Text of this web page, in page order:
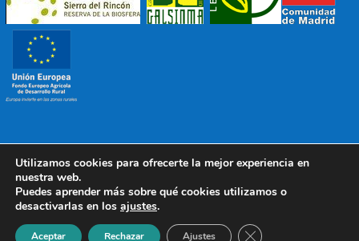
© 2022 Mancomunidad Sierra del RicónDiseño EDB|
Todos los derechos reservados
Política de Protección de Datos
Cookies
Utilizamos cookies para ofrecerte la mejor experiencia en
nuestra web.
Puedes aprender más sobre qué cookies utilizamos o
desactivarlas en los ajustes.
Aceptar Rechazar Ajustes Cerrar el banner de